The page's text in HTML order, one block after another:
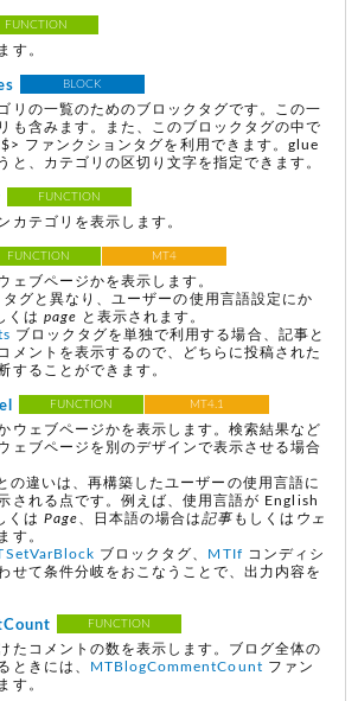
FUNCTION
す。
BLOCK
リの一覧のためのブロックタグです。この一
も含みます。また、このブロックタグの中で
ファンクションタグを利用できます。glue
と、カテゴリの区切り文字を指定できます。
FUNCTION
カテゴリを表示します。
FUNCTION MT4
ェブページかを表示します。
タグと異なり、ユーザーの使用言語設定にか
くは page と表示されます。
ブロックタグを単独で利用する場合、記事と
メントを表示するので、どちらに投稿された
することができます。
FUNCTION MT4.1
ウェブページかを表示します。検索結果など
ェブページを別のデザインで表示させる場合
の違いは、再構築したユーザーの使用言語に
される点です。例えば、使用言語が English
くは Page、日本語の場合は記事 もしくは ウェ
す。
ブロックタグ、 MTIf コンディシ
せて条件分岐をおこなうことで、出力内容を
FUNCTION
たコメントの数を表示します。ブログ全体の
ときには、
MTBlogCommentCount ファン
す。